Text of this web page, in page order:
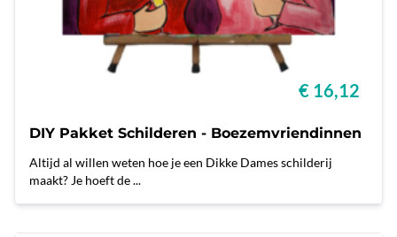
€ 16,12
DIY Pakket Schilderen - Boezemvriendinnen
Altijd al willen weten hoe je een Dikke Dames schilderij
maakt? Je hoeft de ...